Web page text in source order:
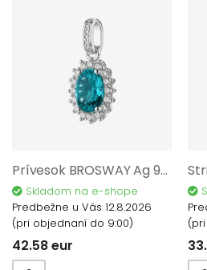
Prívesok BROSWAY Ag 925/1000 Fancy Aqua Green FAG01
Skladom na e-shope
Predbežne u Vás 12.8.2026
(pri objednaní do 9:00)
42.58 eur